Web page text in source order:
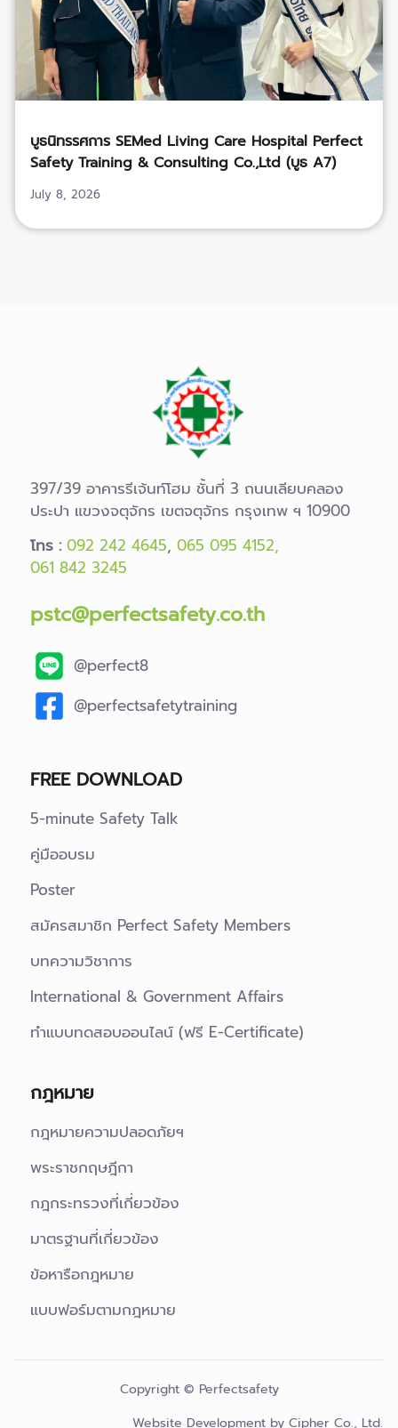
บูธนิทรรศการ SEMed Living Care Hospital Perfect
Safety Training & Consulting Co.,Ltd (บูธ A7)
July 8, 2026
397/39 อาคารรีเจ้นท์โฮม ชั้นที่ 3 ถนนเลียบคลอง
ประปา แขวงจตุจักร เขตจตุจักร กรุงเทพ ฯ 10900
โทร : 092 242 4645, 065 095 4152,
061 842 3245
pstc@perfectsafety.co.th
@perfect8
@perfectsafetytraining
FREE DOWNLOAD
5-minute Safety Talk
คู่มืออบรม
Poster
สมัครสมาชิก Perfect Safety Members
บทความวิชาการ
International & Government Affairs
ทำแบบทดสอบออนไลน์ (ฟรี E-Certificate)
กฎหมาย
กฎหมายความปลอดภัยฯ
พระราชกฤษฎีกา
กฎกระทรวงที่เกี่ยวข้อง
มาตรฐานที่เกี่ยวข้อง
ข้อหารือกฎหมาย
แบบฟอร์มตามกฎหมาย
Copyright © Perfectsafety
Website Development by Cipher Co., Ltd.